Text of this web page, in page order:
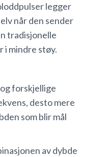
legger
når den sender
tradisjonelle
i mindre støy.
forskjellige
desto mere
som blir mål
av dybde